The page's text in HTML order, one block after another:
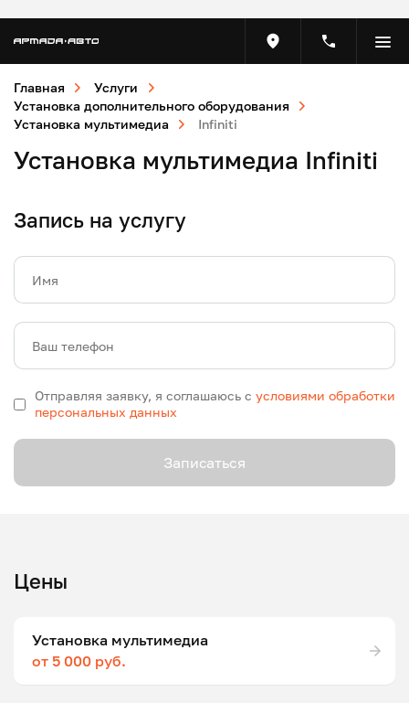
Главная
Услуги
Установка дополнительного оборудования
Установка мультимедиа
Infiniti
Установка мультимедиа Infiniti
Запись на услугу
Имя
Ваш телефон
Отправляя заявку, я соглашаюсь с условиями обработки
персональных данных
Записаться
Цены
Установка мультимедиа
от 5 000 руб.